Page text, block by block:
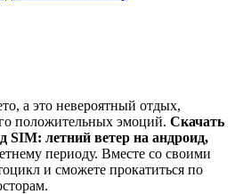
а это невероятный отдых,
положительных эмоций. Скачать
SIM: летний ветер на андроид,
периоду. Вместе со своими
и сможете прокатиться по